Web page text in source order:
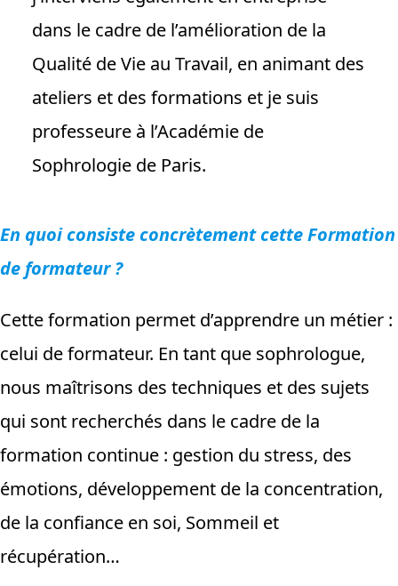
dans le cadre de l’amélioration de la
Qualité de Vie au Travail, en animant des
ateliers et des formations et je suis
professeure à l’Académie de
Sophrologie de Paris.
En quoi consiste concrètement cette Formation
de formateur ?
Cette formation permet d’apprendre un métier :
celui de formateur. En tant que sophrologue,
nous maîtrisons des techniques et des sujets
qui sont recherchés dans le cadre de la
formation continue : gestion du stress, des
émotions, développement de la concentration,
de la confiance en soi, Sommeil et
récupération…